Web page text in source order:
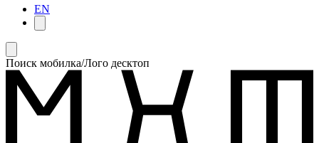
EN
Поиск мобилка/Лого десктоп